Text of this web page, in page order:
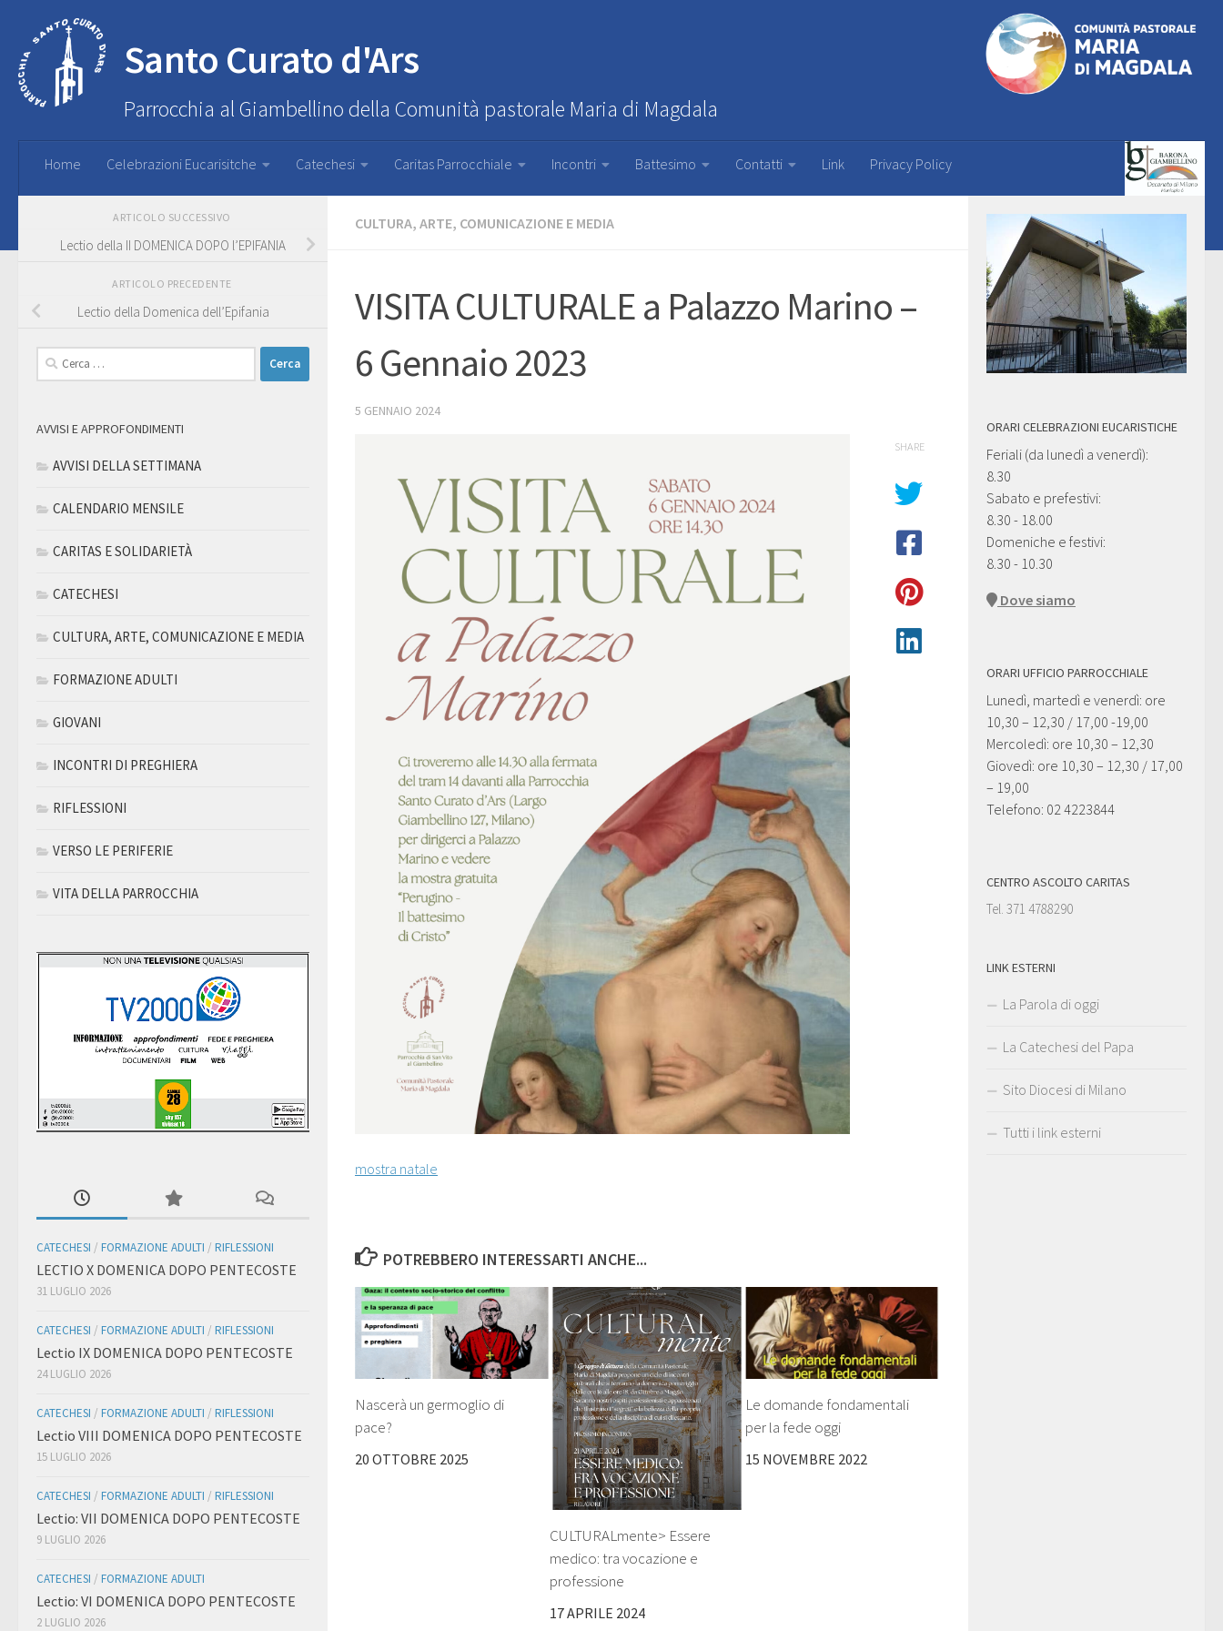
Santo Curato d'Ars
Parrocchia al Giambellino della Comunità pastorale Maria di Magdala
Home Celebrazioni Eucarisitche Catechesi Caritas Parrocchiale Incontri Battesimo Contatti Link Privacy Policy
CULTURA, ARTE, COMUNICAZIONE E MEDIA
VISITA CULTURALE a Palazzo Marino –
6 Gennaio 2023
5 GENNAIO 2024
mostra natale
SHARE
POTREBBERO INTERESSARTI ANCHE...
Nascerà un germoglio di
pace?
20 OTTOBRE 2025
CULTURALmente> Essere
medico: tra vocazione e
professione
17 APRILE 2024
Le domande fondamentali
per la fede oggi
15 NOVEMBRE 2022
ARTICOLO SUCCESSIVO
Lectio della II DOMENICA DOPO l’EPIFANIA
ARTICOLO PRECEDENTE
Lectio della Domenica dell’Epifania
Ricerca
per:
AVVISI E APPROFONDIMENTI
AVVISI DELLA SETTIMANA
CALENDARIO MENSILE
CARITAS E SOLIDARIETÀ
CATECHESI
CULTURA, ARTE, COMUNICAZIONE E MEDIA
FORMAZIONE ADULTI
GIOVANI
INCONTRI DI PREGHIERA
RIFLESSIONI
VERSO LE PERIFERIE
VITA DELLA PARROCCHIA
CATECHESI / FORMAZIONE ADULTI / RIFLESSIONI
LECTIO X DOMENICA DOPO PENTECOSTE
31 LUGLIO 2026
CATECHESI / FORMAZIONE ADULTI / RIFLESSIONI
Lectio IX DOMENICA DOPO PENTECOSTE
24 LUGLIO 2026
CATECHESI / FORMAZIONE ADULTI / RIFLESSIONI
Lectio VIII DOMENICA DOPO PENTECOSTE
15 LUGLIO 2026
CATECHESI / FORMAZIONE ADULTI / RIFLESSIONI
Lectio: VII DOMENICA DOPO PENTECOSTE
9 LUGLIO 2026
CATECHESI / FORMAZIONE ADULTI
Lectio: VI DOMENICA DOPO PENTECOSTE
2 LUGLIO 2026
ORARI CELEBRAZIONI EUCARISTICHE
Feriali (da lunedì a venerdì):
8.30
Sabato e prefestivi:
8.30 - 18.00
Domeniche e festivi:
8.30 - 10.30
Dove siamo
ORARI UFFICIO PARROCCHIALE
Lunedì, martedì e venerdì: ore
10,30 – 12,30 / 17,00 -19,00
Mercoledì: ore 10,30 – 12,30
Giovedì: ore 10,30 – 12,30 / 17,00
– 19,00
Telefono: 02 4223844
CENTRO ASCOLTO CARITAS
Tel. 371 4788290
LINK ESTERNI
La Parola di oggi
La Catechesi del Papa
Sito Diocesi di Milano
Tutti i link esterni